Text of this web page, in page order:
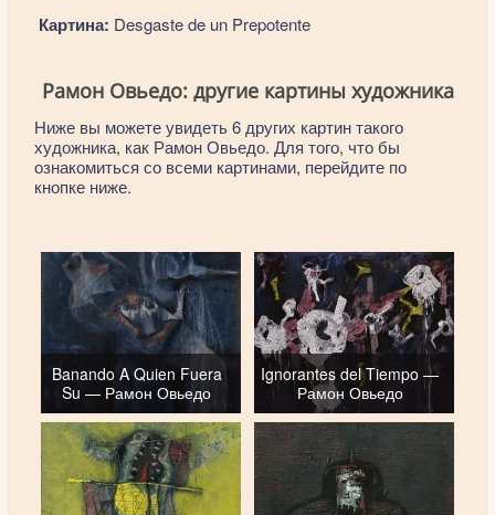
Картина: Desgaste de un Prepotente
Рамон Овьедо: другие картины художника
Ниже вы можете увидеть 6 других картин такого
художника, как Рамон Овьедо. Для того, что бы
ознакомиться со всеми картинами, перейдите по
кнопке ниже.
Banando A Quien Fuera
Su — Рамон Овьедо
Ignorantes del Tiempo —
Рамон Овьедо